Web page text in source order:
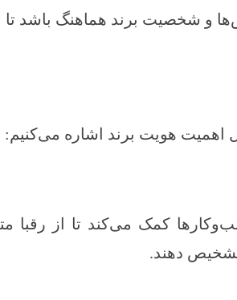
و شخصیت برند هماهنگ باشد تا
اهمیت هویت برند اشاره می‌کنیم:
کمک می‌کند تا از رقبا
تشخیص دهند.